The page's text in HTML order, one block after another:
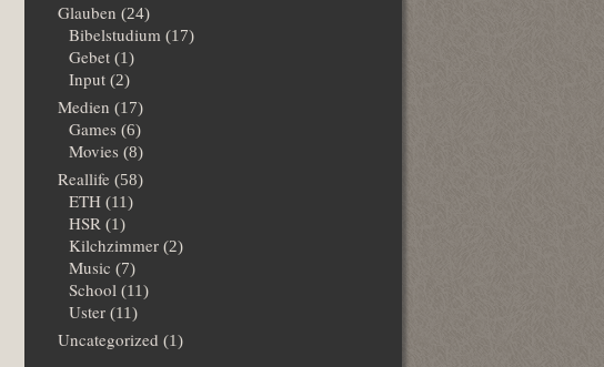
Glauben (24)
Bibelstudium (17)
Gebet (1)
Input (2)
Medien (17)
Games (6)
Movies (8)
Reallife (58)
ETH (11)
HSR (1)
Kilchzimmer (2)
Music (7)
School (11)
Uster (11)
Uncategorized (1)